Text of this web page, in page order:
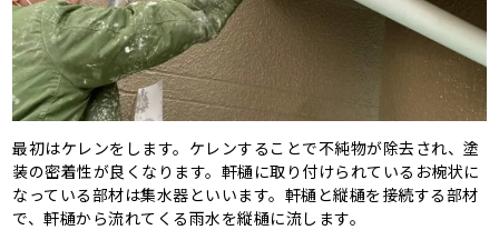
最初はケレンをします。ケレンすることで不純物が除去され、塗
装の密着性が良くなります。軒樋に取り付けられているお椀状に
なっている部材は集水器といいます。軒樋と縦樋を接続する部材
で、軒樋から流れてくる雨水を縦樋に流します。